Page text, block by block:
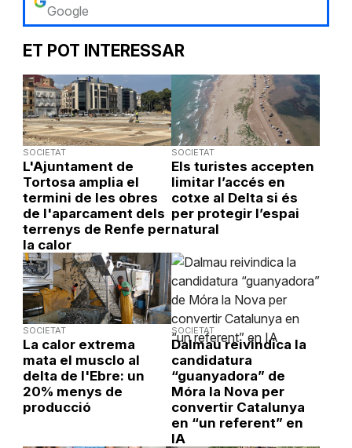
Google
ET POT INTERESSAR
SOCIETAT
L'Ajuntament de
Tortosa amplia el
termini de les obres
de l'aparcament dels
terrenys de Renfe per
la calor
SOCIETAT
Els turistes accepten
limitar l’accés en
cotxe al Delta si és
per protegir l’espai
natural
SOCIETAT
La calor extrema
mata el musclo al
delta de l'Ebre: un
20% menys de
producció
SOCIETAT
Dalmau reivindica la
candidatura
“guanyadora” de
Móra la Nova per
convertir Catalunya
en “un referent” en
IA